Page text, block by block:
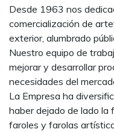
Desde 1963 nos
comercialización de
exterior, alumbrado
Nuestro equipo de
mejorar y desarrollar
necesidades del
La Empresa ha
haber dejado de lado la
faroles y farolas